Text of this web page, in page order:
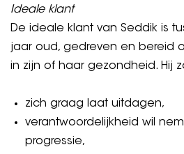
Ideale klant
De ideale klant van Seddik is
jaar oud, gedreven en bereid
in zijn of haar gezondheid. Hij
zich graag laat uitdagen,
verantwoordelijkheid wil
progressie,